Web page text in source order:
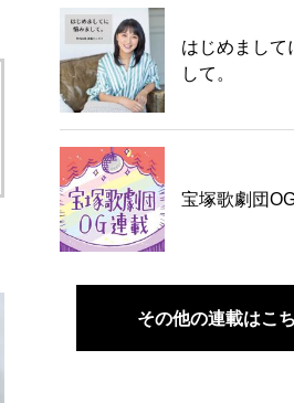
はじめまして
して。
宝塚歌劇団
その他の連載はこ